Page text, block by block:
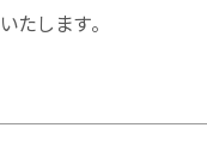
します。